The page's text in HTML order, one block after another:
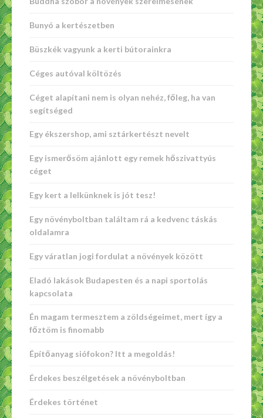
Bunyó a kertészetben
Büszkék vagyunk a kerti bútorainkra
Céges autóval költözés
Céget alapítani nem is olyan nehéz, főleg, ha van
segítséged
Egy ékszershop, ami sztárkertészt nevelt
Egy ismerősöm ajánlott egy remek hőszivattyús
céget
Egy kert a lelkünknek is jót tesz!
Egy növényboltban találtam rá a kedvenc táskás
oldalamra
Egy váratlan jogi fordulat a növények között
Eladó lakások Budapesten és a napi sportolás
kapcsolata
Én magam termesztem a zöldségeimet, mert így a
főztöm is finomabb
Építőanyag siófokon? Itt a megoldás!
Érdekes beszélgetések a növényboltban
Érdekes történet